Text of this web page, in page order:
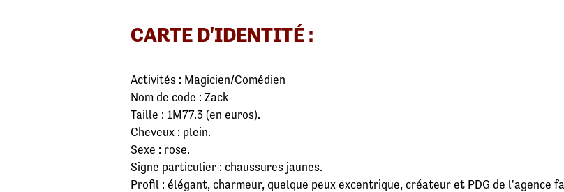
CARTE D'IDENTITÉ :
Activités : Magicien/Comédien
Nom de code : Zack
Taille : 1M77.3 (en euros).
Cheveux : plein.
Sexe : rose.
Signe particulier : chaussures jaunes.
Profil : élégant, charmeur, quelque peux excentrique, créateur et PDG de l'agence